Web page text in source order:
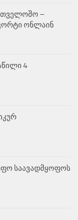
–
ონლაინ
4
საავადმყოფოს